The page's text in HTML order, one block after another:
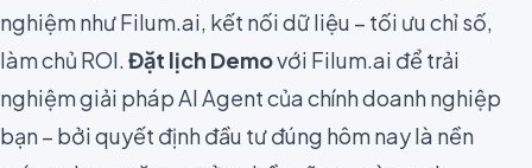
nghiệm như Filum.ai, kết nối dữ liệu – tối ưu chỉ số,
làm chủ ROI.Đặt lịch Demovới Filum.ai để trải
nghiệm giải pháp AI Agent của chính doanh nghiệp
bạn – bởi quyết định đầu tư đúng hôm nay là nền